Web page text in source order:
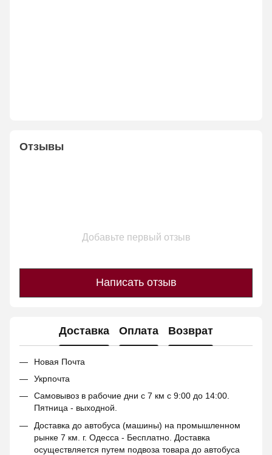
Отзывы
Добавьте первый отзыв
Написать отзыв
Доставка Оплата Возврат
Новая Почта
Укрпочта
Самовывоз в рабочие дни с 7 км с 9:00 до 14:00.
Пятница - выходной.
Доставка до автобуса (машины) на промышленном
рынке 7 км. г. Одесса - Бесплатно. Доставка
осуществляется путем подвоза товара до автобуса